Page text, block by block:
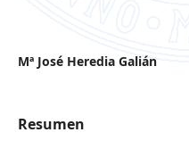
Mª José Heredia Galián
Resumen